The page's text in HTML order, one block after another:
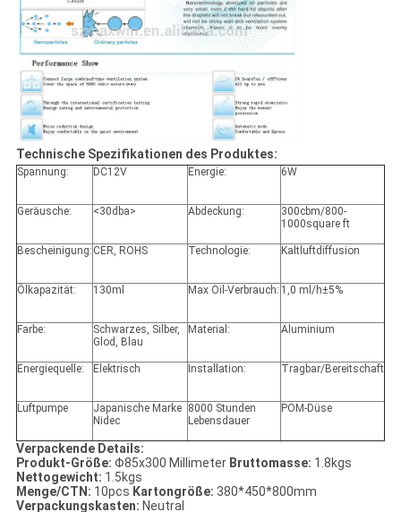
Technische Spezifikationen des Produktes:
Spannung: DC12V Energie: 6W
Geräusche: <30dba> Abdeckung:
300cbm/800-
1000square ft
Bescheinigung: CER, ROHS Technologie: Kaltluftdiffusion
Ölkapazität: 130ml Max Oil-Verbrauch: 1,0 ml/h±5%
Farbe:
Schwarzes, Silber,
Glod, Blau
Material: Aluminium
Energiequelle: Elektrisch Installation: Tragbar/Bereitschaft
Luftpumpe
Japanische Marke
Nidec
8000 Stunden
Lebensdauer
POM-Düse
Verpackende Details:
Produkt-Größe: Φ85x300 Millimeter Bruttomasse: 1.8kgs
Nettogewicht: 1.5kgs
Menge/CTN: 10pcs Kartongröße: 380*450*800mm
Verpackungskasten: Neutral